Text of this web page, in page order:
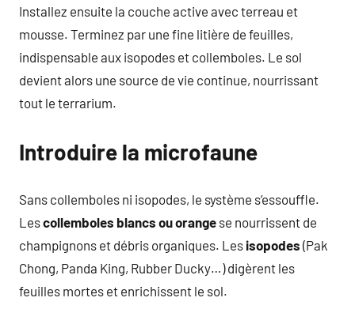
Installez ensuite la couche active avec terreau et
mousse. Terminez par une fine litière de feuilles,
indispensable aux isopodes et collemboles. Le sol
devient alors une source de vie continue, nourrissant
tout le terrarium.
Introduire la microfaune
Sans collemboles ni isopodes, le système s’essouffle.
Lescollemboles blancs ou orange se nourrissent de
champignons et débris organiques. Les isopodes (Pak
Chong, Panda King, Rubber Ducky…) digèrent les
feuilles mortes et enrichissent le sol.